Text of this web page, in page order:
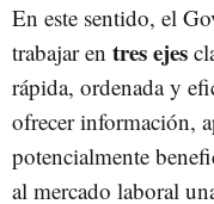
En este sentido, el
trabajar en tres ejes
rápida, ordenada y
ofrecer información,
potencialmente
al mercado laboral